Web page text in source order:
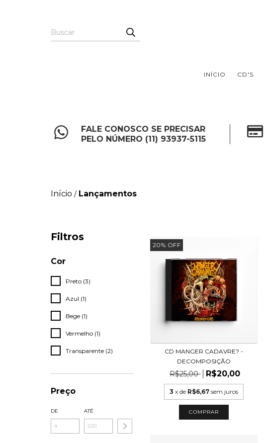
INÍCIO CD'S
FALE CONOSCO SE PRECISAR
PELO NÚMERO (11) 93937-5115
Início / Lançamentos
Filtros
Cor
Preto (3)
Azul (1)
Bege (1)
Vermelho (1)
Transparente (2)
Preço
DE ATÉ
20% OFF
CD MANGER CADAVRE? -
DECOMPOSIÇÃO
R$25,00 R$20,00
3 x de R$6,67 sem juros